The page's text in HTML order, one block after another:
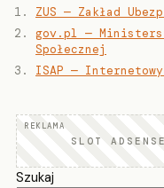
ZUS — Zakład
gov.pl —
Społecznej
ISAP — Internetowy
SLOT
Szukaj